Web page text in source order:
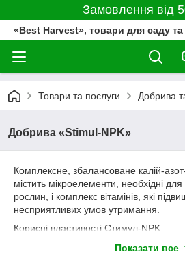
Замовлення від
«Best Harvest», товари для саду та
Товари та послуги Добрива
Добрива «Stimul-NPK»
Комплексне, збалансоване калій-
містить мікроелементи, необхідні
рослин, і комплекс вітамінів, які
несприятливих умов утримання.
Корисні властивості Стимул-NPK
оптимально збалансований
Показати все